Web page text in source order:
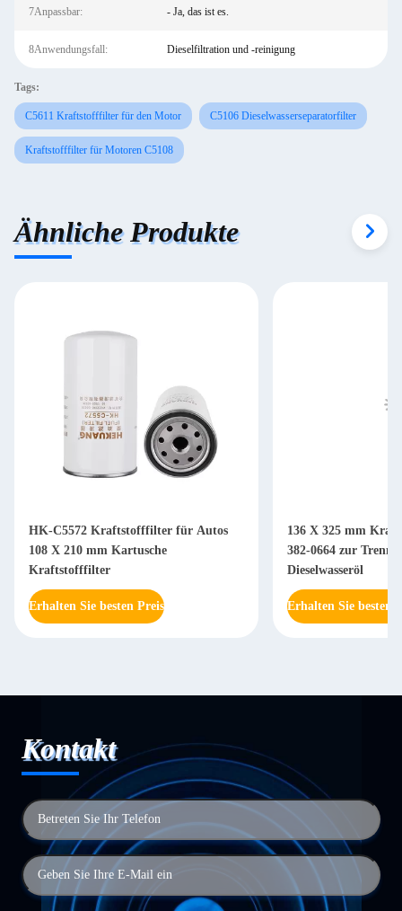
7Anpassbar: - Ja, das ist es.
8Anwendungsfall: Dieselfiltration und -reinigung
Tags:
C5611 Kraftstofffilter für den Motor C5106 Dieselwasserseparatorfilter
Kraftstofffilter für Motoren C5108
Ähnliche Produkte
HK-C5572 Kraftstofffilter für Autos
108 X 210 mm Kartusche
Kraftstofffilter
Erhalten Sie besten Preis
136 X 325 mm
382-0664 zur
Dieselwasseröl
Erhalten Sie besten
Kontakt